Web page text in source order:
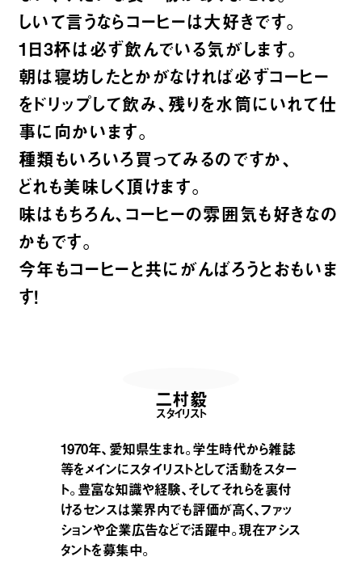
しいて言うならコーヒーは大好きです。
1日3杯は必ず飲んでいる気がします。
朝は寝坊したとかがなければ必ずコーヒー
をドリップして飲み、残りを水筒にいれて仕
事に向かいます。
種類もいろいろ買ってみるのですか、
どれも美味しく頂けます。
味はもちろん、コーヒーの雰囲気も好きなの
かもです。
今年もコーヒーと共にがんばろうとおもいま
す！
二村毅
スタイリスト
1970年、愛知県生まれ。学生時代から雑誌
等をメインにスタイリストとして活動をスター
ト。豊富な知識や経験、そしてそれらを裏付
けるセンスは業界内でも評価が高く、ファッ
ションや企業広告などで活躍中。現在アシス
タントを募集中。